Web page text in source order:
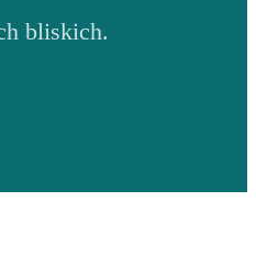
bliskich.